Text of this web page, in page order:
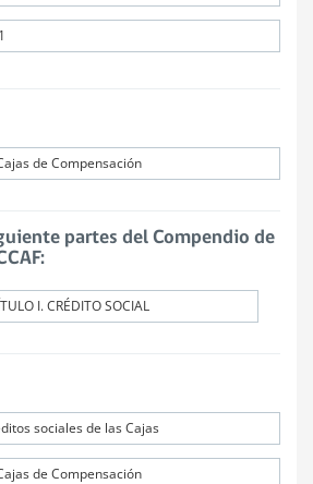
de Compensación
partes del Compendio de
I. CRÉDITO SOCIAL
sociales de las Cajas
de Compensación